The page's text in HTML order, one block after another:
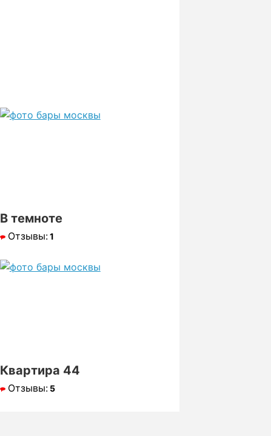
В темноте
Отзывы:1
Квартира 44
Отзывы:5